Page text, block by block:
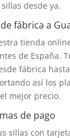
desde ya.
fábrica a
tienda
de España.
fábrica
así los
mejor precio.
de pago
sillas con